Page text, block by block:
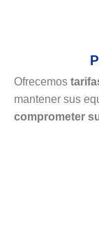
Ofrecemos
mantener sus
comprometer